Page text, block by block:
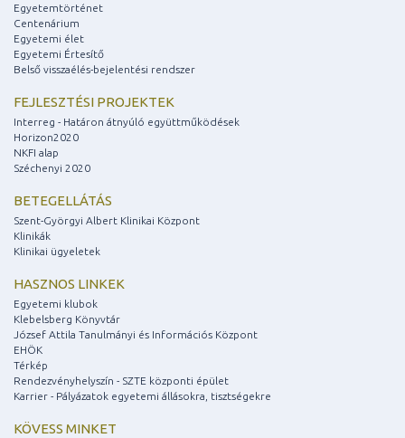
Egyetemtörténet
Centenárium
Egyetemi élet
Egyetemi Értesítő
Belső visszaélés-bejelentési rendszer
FEJLESZTÉSI PROJEKTEK
Interreg - Határon átnyúló együttműködések
Horizon2020
NKFI alap
Széchenyi 2020
BETEGELLÁTÁS
Szent-Györgyi Albert Klinikai Központ
Klinikák
Klinikai ügyeletek
HASZNOS LINKEK
Egyetemi klubok
Klebelsberg Könyvtár
József Attila Tanulmányi és Információs Központ
EHÖK
Térkép
Rendezvényhelyszín - SZTE központi épület
Karrier - Pályázatok egyetemi állásokra, tisztségekre
KÖVESS MINKET